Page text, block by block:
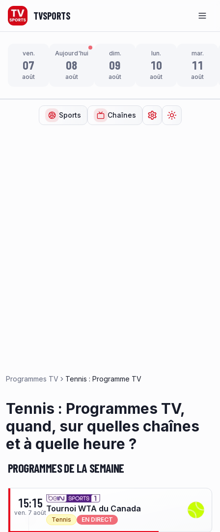
TVSPORTS
ven.
07
août
Aujourd'hui
08
août
dim.
09
août
lun.
10
août
mar.
11
août
Sports Chaînes Ouvrir lesChanger de
Programmes TV Tennis : Programme TV
Tennis : Programmes TV,
quand, sur quelles chaînes
et à quelle heure ?
PROGRAMMES DE LA SEMAINE
15:15
ven. 7 aoûtTournoi WTA du Canada
Tennis EN DIRECT